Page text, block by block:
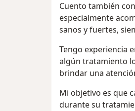
Cuento también
especialmente
sanos y fuertes,
Tengo experiencia
algún tratamiento
brindar una
Mi objetivo es que
durante su